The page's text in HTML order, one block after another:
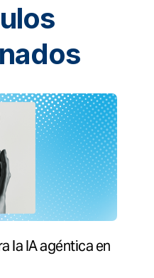
la IA agéntica en